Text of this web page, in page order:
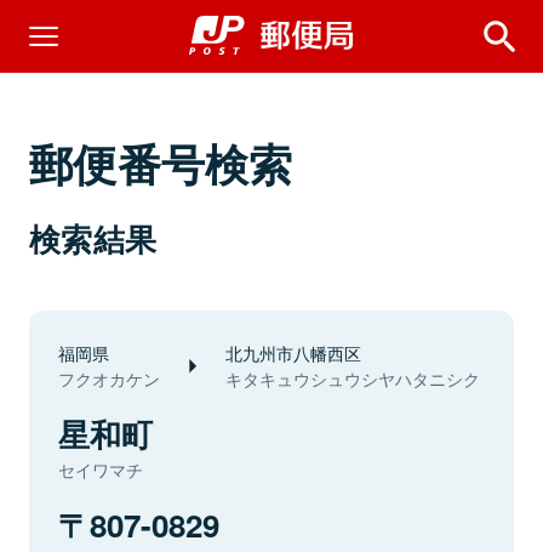
郵便番号検索
検索結果
福岡県
フクオカケン
北九州市八幡西区
キタキュウシュウシヤハタニシク
星和町
セイワマチ
807-0829